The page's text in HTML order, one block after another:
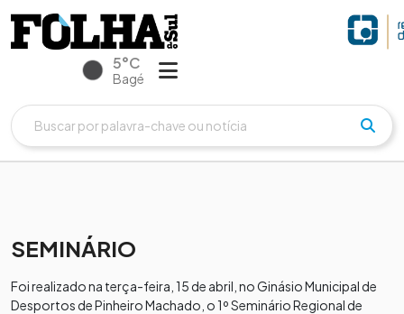
5°C
Bagé
SEMINÁRIO
Foi realizado na terça-feira, 15 de abril, no Ginásio Municipal de
Desportos de Pinheiro Machado, o 1º Seminário Regional de